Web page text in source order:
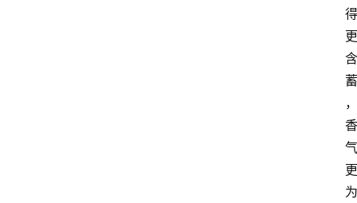
得
更
含
蓄
，
香
气
更
为